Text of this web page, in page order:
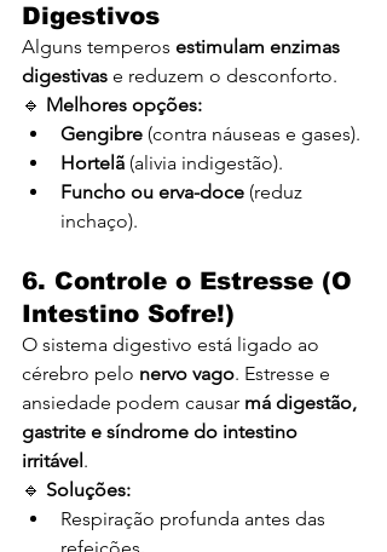
Digestivos
Alguns temperos estimulam enzimas
digestivas e reduzem o desconforto.
🔹 Melhores opções:
Gengibre (contra náuseas e gases).
Hortelã (alivia indigestão).
Funcho ou erva-doce (reduz
inchaço).
6. Controle o Estresse (O
Intestino Sofre!)
O sistema digestivo está ligado ao
cérebro pelo nervo vago. Estresse e
ansiedade podem causar má digestão,
gastrite e síndrome do intestino
irritável.
🔹 Soluções:
Respiração profunda antes das
refeições.